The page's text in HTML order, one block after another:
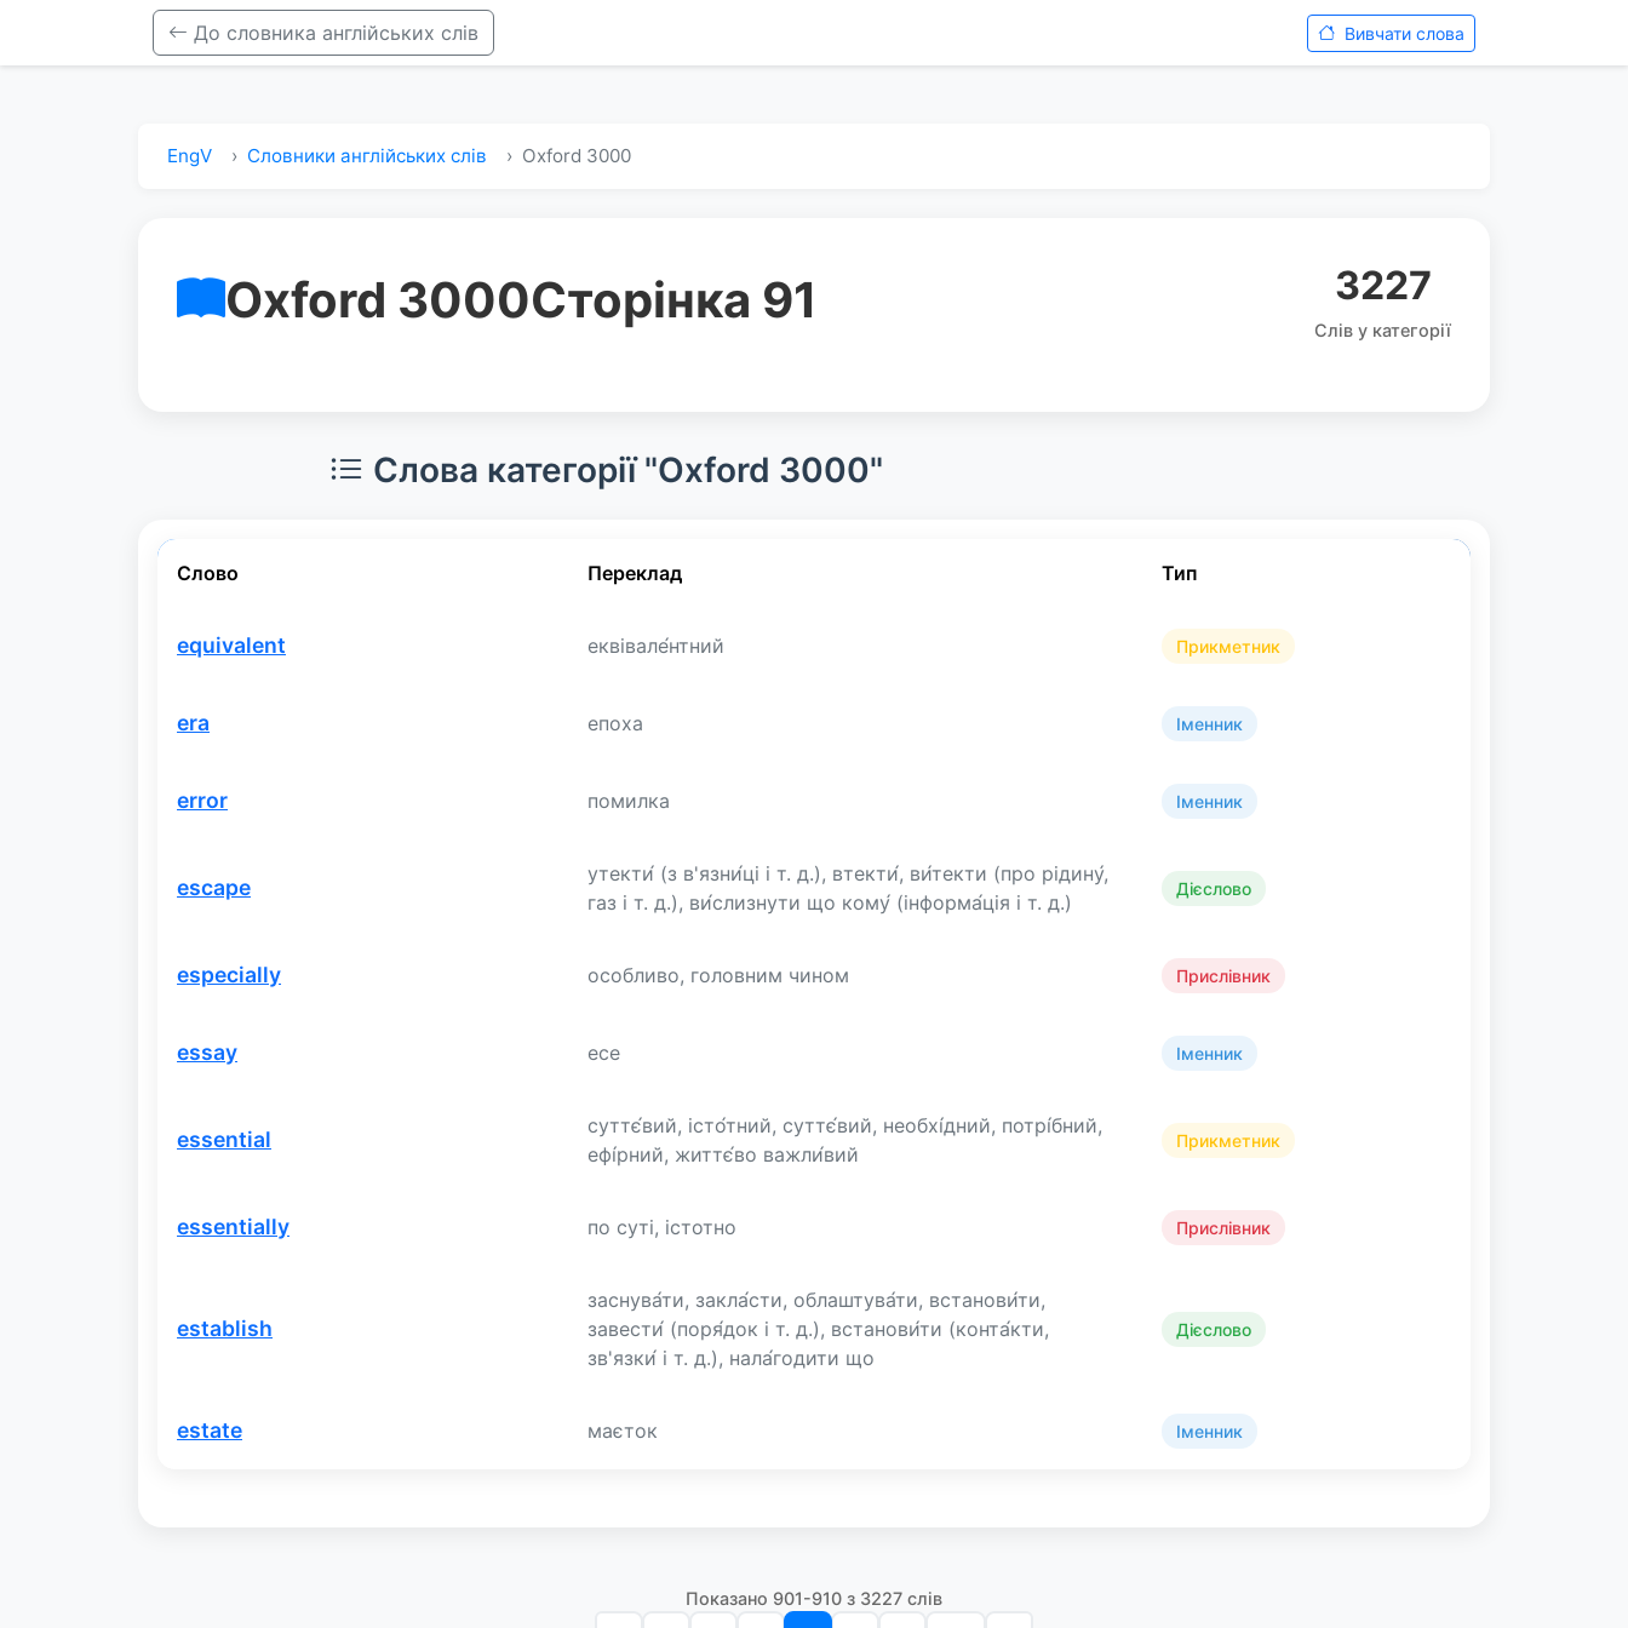
До словника англійських слів Вивчати слова
EngV Словники англійських слів Oxford 3000
Oxford 3000Сторінка 91 3227
Слів у категорії
Слова категорії "Oxford 3000"
Слово Переклад Тип
equivalent еквівале́нтний Прикметник
era епоха Іменник
error помилка Іменник
escape
утекти́ (з в'язни́ці і т. д.), втекти́, ви́текти (про рідину́,
газ і т. д.), ви́слизнути що кому́ (інформа́ція і т. д.)
Дієслово
especially особливо, головним чином Прислівник
essay есе Іменник
essential
суттє́вий, істо́тний, суттє́вий, необхі́дний, потрі́бний,
ефі́рний, життє́во важли́вий
Прикметник
essentially по суті, істотно Прислівник
establish
заснува́ти, закла́сти, облаштува́ти, встанови́ти,
завести́ (поря́док і т. д.), встанови́ти (конта́кти,
зв'язки́ і т. д.), нала́годити що
Дієслово
estate маєток Іменник
Показано 901-910 з 3227 слів